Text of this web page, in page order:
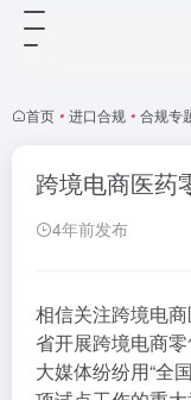
首页 • 进口合规 • 合规专
跨境电商医药
4年前发布
相信关注跨境电
省开展跨境电商
大媒体纷纷用“全